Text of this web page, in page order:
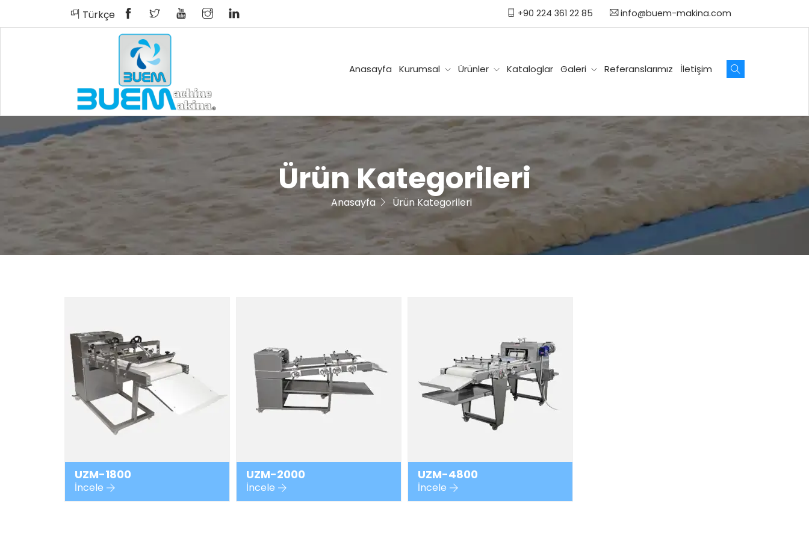
Türkçe English Español Русский
Türkçe +90 224 361 22 85 info@buem-makina.com
Anasayfa Kurumsal Ürünler Kataloglar Galeri Referanslarımız İletişim
Ürün Kategorileri
Anasayfa Ürün Kategorileri
UZM-1800
İncele
UZM-2000
İncele
UZM-4800
İncele